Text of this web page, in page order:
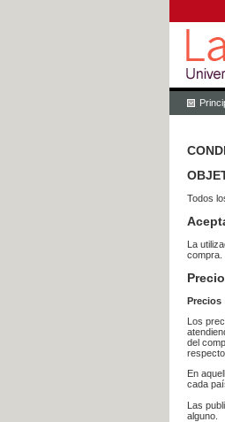
Todos
La
compra.
Precios
Los
del
En
cada
Las
alguno.